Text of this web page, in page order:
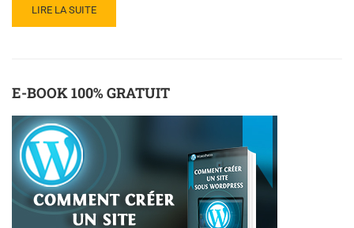
LIRE LA SUITE
E-BOOK 100% GRATUIT